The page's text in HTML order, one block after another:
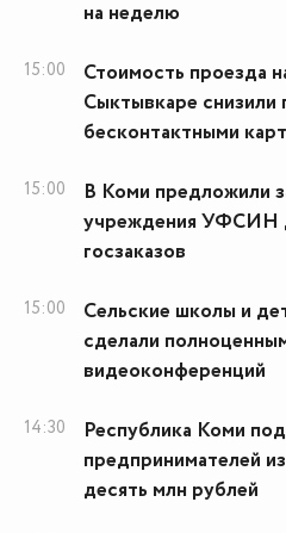
на неделю
15:00
Стоимость проезда
Сыктывкаре снизили
бесконтактными
15:00
В Коми предложили
учреждения УФСИН
госзаказов
15:00
Сельские школы и
сделали
видеоконференций
14:30
Республика Коми
предпринимателей
десять млн рублей